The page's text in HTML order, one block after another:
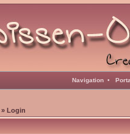
Navigation •
» Login